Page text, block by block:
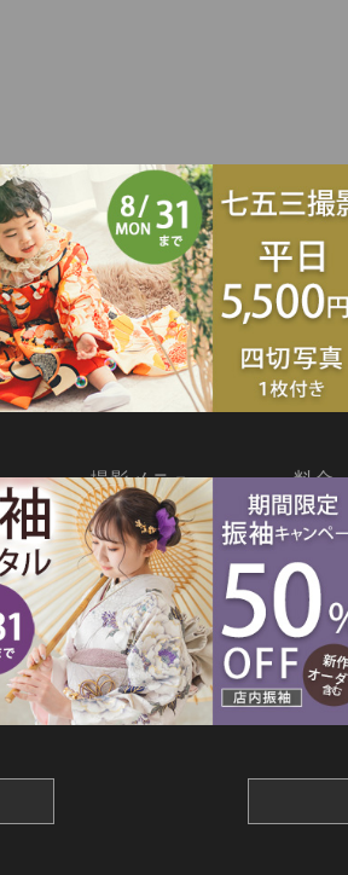
SITEMAP
撮影メニュー 料金
よくあるご質問 お問
CONTACT